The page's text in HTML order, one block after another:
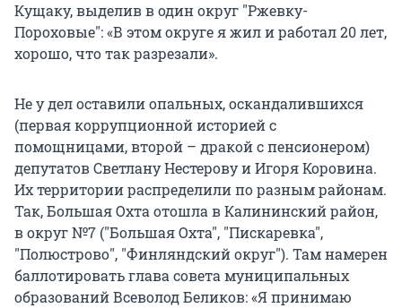
Кущаку, выделив в один округ "Ржевку-
Пороховые": «В этом округе я жил и работал 20 лет,
хорошо, что так разрезали».
Не у дел оставили опальных, оскандалившихся
(первая коррупционной историей с
помощницами, второй – дракой с пенсионером)
депутатов Светлану Нестерову и Игоря Коровина.
Их территории распределили по разным районам.
Так, Большая Охта отошла в Калининский район,
в округ №7 ("Большая Охта", "Пискаревка",
"Полюстрово", "Финляндский округ"). Там намерен
баллотировать глава совета муниципальных
образований Всеволод Беликов: «Я принимаю